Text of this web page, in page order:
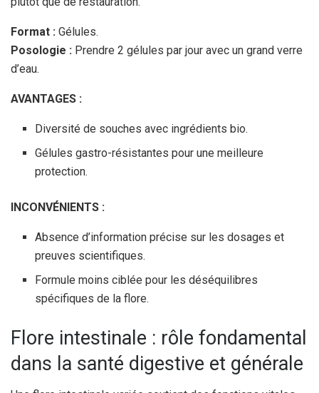
Format : Gélules.
Posologie : Prendre 2 gélules par jour avec un grand verre
d’eau.
AVANTAGES :
Diversité de souches avec ingrédients bio.
Gélules gastro-résistantes pour une meilleure
protection.
INCONVÉNIENTS :
Absence d’information précise sur les dosages et
preuves scientifiques.
Formule moins ciblée pour les déséquilibres
spécifiques de la flore.
Flore intestinale : rôle fondamental
dans la santé digestive et générale